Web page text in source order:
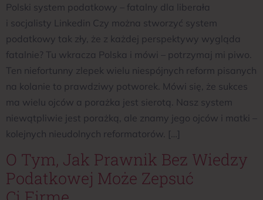
Polski system podatkowy – fatalny dla liberała
i socjalisty Linkedin Czy można stworzyć system
podatkowy tak zły, że z każdej perspektywy wygląda
fatalnie? Tu wkracza Polska i mówi – potrzymaj mi piwo.
Ten niefortunny zlepek wielu niespójnych reform pisanych
na kolanie to prawdziwy potworek. Mówi się, że sukces
ma wielu ojców a porażka jest sierotą. Nasz system
niewątpliwie jest porażką, ale znamy jego ojców i matki –
kolejnych nieudolnych reformatorów. […]
O Tym, Jak Prawnik Bez Wiedzy
Podatkowej Może Zepsuć